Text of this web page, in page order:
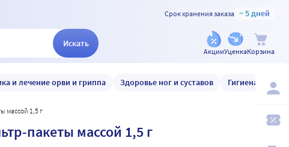
Срок хранения заказа ~ 5 дней
Искать
АкцииУценкаКорзина
и лечение орви и гриппа Здоровье ног и суставов Гигиена и уход
массой 1,5 г
пакеты массой 1,5 г